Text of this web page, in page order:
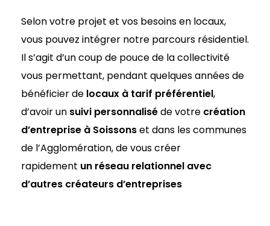
Selon votre projet et vos besoins en locaux,
vous pouvez intégrer notre parcours résidentiel.
Il s’agit d’un coup de pouce de la collectivité
vous permettant, pendant quelques années de
bénéficier de locaux à tarif préférentiel,
d’avoir un suivi personnaliséde votre création
d’entreprise à Soissonset dans les communes
de l’Agglomération, de vous créer
rapidement un réseau relationnel avec
d’autres créateurs d’entreprises